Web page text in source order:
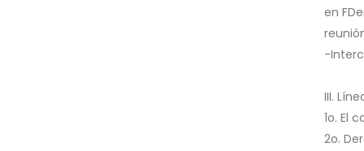
en
-
III.
1o. El
2o.